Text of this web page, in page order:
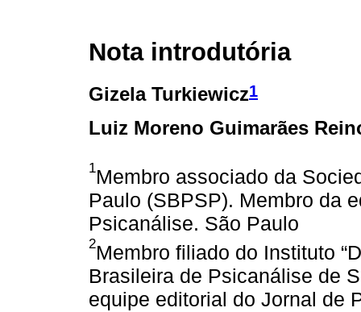
Nota introdutória
Gizela Turkiewicz1
Luiz Moreno Guimarães
1Membro associado da
Paulo (SBPSP). Membro da
Psicanálise. São Paulo
2Membro filiado do Instituto
Brasileira de Psicanálise de
equipe editorial do Jornal de